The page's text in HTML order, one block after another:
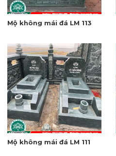
Mộ không mái đá LM 113
Mộ không mái đá LM 111